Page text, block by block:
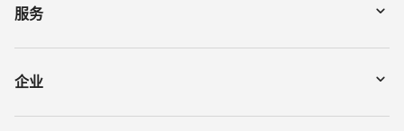
通过序列号搜索仪表
DTM Collection/PACTware
服务
寄回仪表
讲座
企业
关于 VEGA